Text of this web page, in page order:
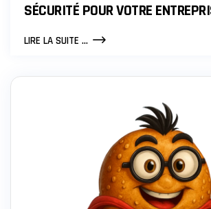
SÉCURITÉ POUR VOTRE
LIRE LA SUITE ...CONTRÔLE
SOLUTIONS
ENTREPRISE